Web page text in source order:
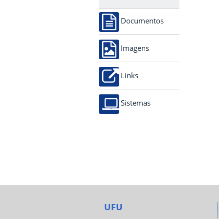
Documentos
Imagens
Links
Sistemas
UFU